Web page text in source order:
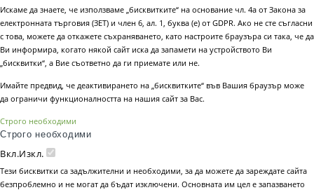
Искаме да знаете, че използваме „бисквитките“ на основание чл. 4а от Закона за
електронната търговия (ЗЕТ) и член 6, ал. 1, буква (е) от GDPR. Ако не сте съгласни
с това, можете да откажете съхраняването, като настроите браузъра си така, че да
Ви информира, когато някой сайт иска да запамети на устройството Ви
„бисквитки“, а Вие съответно да ги приемате или не.
Имайте предвид, че деактивирането на „бисквитките“ във Вашия браузър може
да ограничи функционалността на нашия сайт за Вас.
Строго необходими
Строго необходими
Вкл.Изкл.
Тези бисквитки са задължителни и необходими, за да можете да зареждате сайта
безпроблемно и не могат да бъдат изключени. Основната им цел е запазването